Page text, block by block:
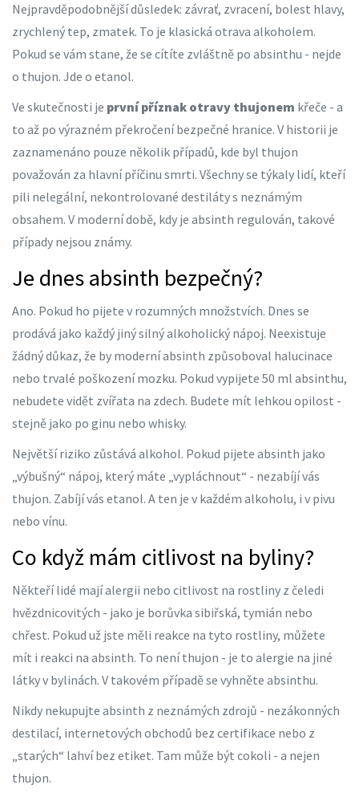
Nejpravděpodobnější důsledek: závrať, zvracení, bolest hlavy,
zrychlený tep, zmatek. To je klasická otrava alkoholem.
Pokud se vám stane, že se cítíte zvláštně po absinthu - nejde
o thujon. Jde o etanol.
Ve skutečnosti je první příznak otravy thujonem křeče - a
to až po výrazném překročení bezpečné hranice. V historii je
zaznamenáno pouze několik případů, kde byl thujon
považován za hlavní příčinu smrti. Všechny se týkaly lidí, kteří
pili nelegální, nekontrolované destiláty s neznámým
obsahem. V moderní době, kdy je absinth regulován, takové
případy nejsou známy.
Je dnes absinth bezpečný?
Ano. Pokud ho pijete v rozumných množstvích. Dnes se
prodává jako každý jiný silný alkoholický nápoj. Neexistuje
žádný důkaz, že by moderní absinth způsoboval halucinace
nebo trvalé poškození mozku. Pokud vypijete 50 ml absinthu,
nebudete vidět zvířata na zdech. Budete mít lehkou opilost -
stejně jako po ginu nebo whisky.
Největší riziko zůstává alkohol. Pokud pijete absinth jako
„výbušný“ nápoj, který máte „vypláchnout“ - nezabíjí vás
thujon. Zabíjí vás etanol. A ten je v každém alkoholu, i v pivu
nebo vínu.
Co když mám citlivost na byliny?
Někteří lidé mají alergii nebo citlivost na rostliny z čeledi
hvězdnicovitých - jako je borůvka sibiřská, tymián nebo
chřest. Pokud už jste měli reakce na tyto rostliny, můžete
mít i reakci na absinth. To není thujon - je to alergie na jiné
látky v bylinách. V takovém případě se vyhněte absinthu.
Nikdy nekupujte absinth z neznámých zdrojů - nezákonných
destilací, internetových obchodů bez certifikace nebo z
„starých“ lahví bez etiket. Tam může být cokoli - a nejen
thujon.